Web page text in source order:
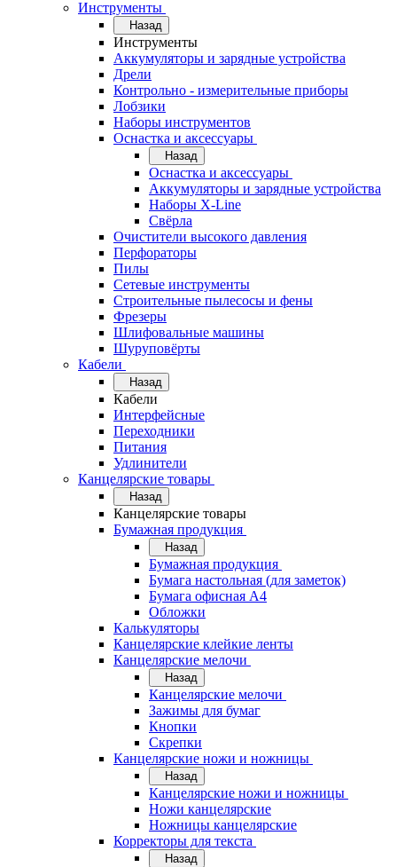
Инструменты
Назад
Инструменты
Аккумуляторы и зарядные устройства
Дрели
Контрольно - измерительные приборы
Лобзики
Наборы инструментов
Оснастка и аксессуары
Назад
Оснастка и аксессуары
Аккумуляторы и зарядные устройства
Наборы X-Line
Свёрла
Очистители высокого давления
Перфораторы
Пилы
Сетевые инструменты
Строительные пылесосы и фены
Фрезеры
Шлифовальные машины
Шуруповёрты
Кабели
Назад
Кабели
Интерфейсные
Переходники
Питания
Удлинители
Канцелярские товары
Назад
Канцелярские товары
Бумажная продукция
Назад
Бумажная продукция
Бумага настольная (для заметок)
Бумага офисная А4
Обложки
Калькуляторы
Канцелярские клейкие ленты
Канцелярские мелочи
Назад
Канцелярские мелочи
Зажимы для бумаг
Кнопки
Скрепки
Канцелярские ножи и ножницы
Назад
Канцелярские ножи и ножницы
Ножи канцелярские
Ножницы канцелярские
Корректоры для текста
Назад